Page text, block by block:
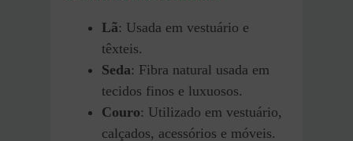
Lã: Usada em vestuário e
têxteis.
Seda: Fibra natural usada em
tecidos finos e luxuosos.
Couro: Utilizado em vestuário,
calçados, acessórios e móveis.